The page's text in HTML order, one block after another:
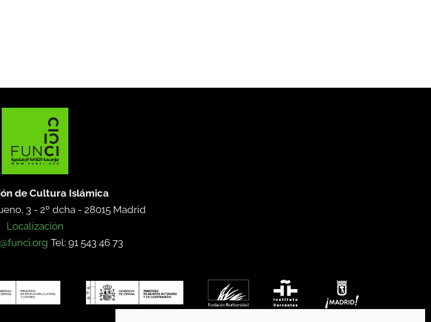
de Cultura Islámica
3 - 2º dcha - 28015 Madrid
Localización
Tel: 91 543 46 73